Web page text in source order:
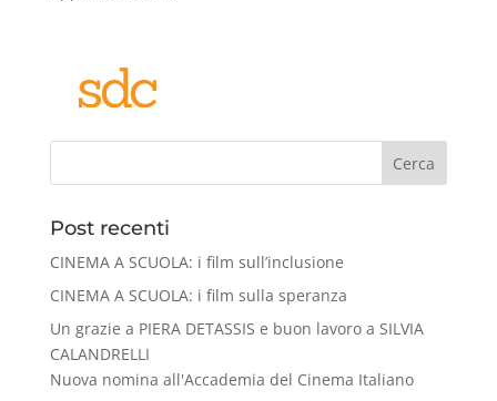
Cerca
Post recenti
CINEMA A SCUOLA: i film sull’inclusione
CINEMA A SCUOLA: i film sulla speranza
Un grazie a PIERA DETASSIS e buon lavoro a SILVIA
CALANDRELLI
Nuova nomina all'Accademia del Cinema Italiano